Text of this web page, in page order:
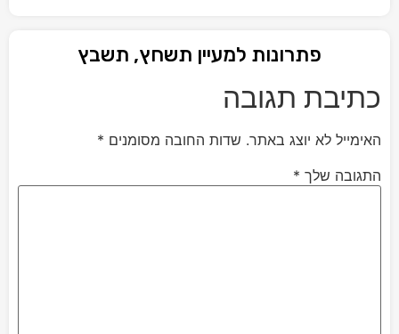
פתרונות למעיין תשחץ, תשבץ
כתיבת תגובה
האימייל לא יוצג באתר. שדות החובה מסומנים *
התגובה שלך *